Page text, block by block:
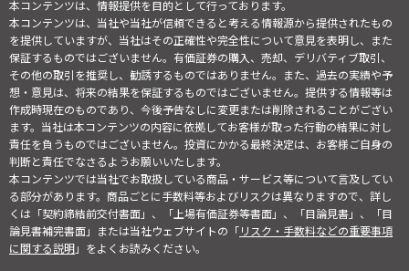
本コンテンツは、情報提供を目的として行っております。
本コンテンツは、当社や当社が信頼できると考える情報源から提供されたもの
を提供していますが、当社はその正確性や完全性について意見を表明し、また
保証するものではございません。有価証券の購入、売却、デリバティブ取引、
その他の取引を推奨し、勧誘するものではありません。また、過去の実績や予
想・意見は、将来の結果を保証するものではございません。提供する情報等は
作成時現在のものであり、今後予告なしに変更または削除されることがござい
ます。当社は本コンテンツの内容に依拠してお客様が取った行動の結果に対し
責任を負うものではございません。投資にかかる最終決定は、お客様ご自身の
判断と責任でなさるようお願いいたします。
本コンテンツでは当社でお取扱している商品・サービス等について言及してい
る部分があります。商品ごとに手数料等およびリスクは異なりますので、詳し
くは「契約締結前交付書面」、「上場有価証券等書面」、「目論見書」、「目
論見書補完書面」または当社ウェブサイトの「リスク・手数料などの重要事項
に関する説明」をよくお読みください。